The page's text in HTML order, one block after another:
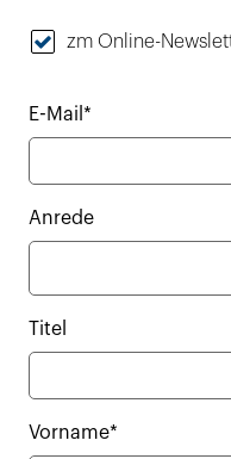
zm Online-
E-Mail*
Anrede
Titel
Vorname*